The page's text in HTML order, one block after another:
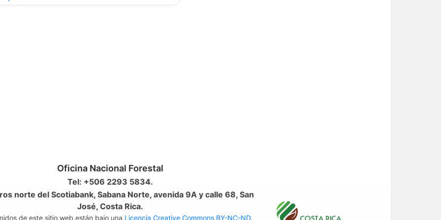
Oficina Nacional Forestal
Tel: +506 2293 5834.
norte del Scotiabank, Sabana Norte, avenida 9A y calle 68, San
José, Costa Rica.
de este sitio web están bajo una Licencia Creative Commons BY-NC-ND.